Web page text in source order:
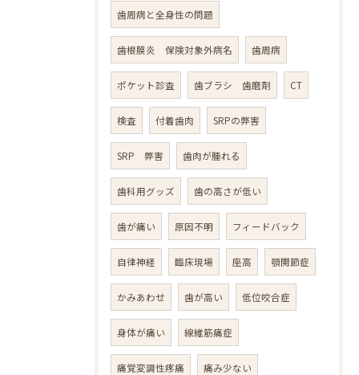
歯周病と全身性の問題
歯根膜炎 保険対象外病名 歯周病
ポケット診査 歯ブラシ 歯磨剤 CT
検査 付着歯肉 SRPの弊害
SRP 弊害 歯肉が腫れる
歯科用グッズ 歯の高さが低い
歯が痛い 原因不明 フィードバック
自律神経 臨床現場 座高 顎関節症
かみあわせ 歯が高い 低位咬合症
身体が痛い 線維筋痛症
痛覚変調性疼痛 痛み少ない